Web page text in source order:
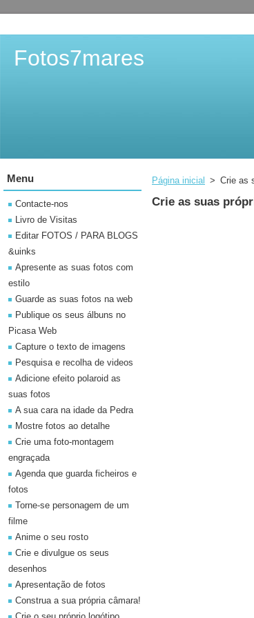
Fotos7mares
Página inicial > Crie as
Crie as suas
Menu
Contacte-nos
Livro de Visitas
Editar FOTOS / PARA BLOGS
&uinks
Apresente as suas fotos com
estilo
Guarde as suas fotos na web
Publique os seus álbuns no
Picasa Web
Capture o texto de imagens
Pesquisa e recolha de videos
Adicione efeito polaroid as
suas fotos
A sua cara na idade da Pedra
Mostre fotos ao detalhe
Crie uma foto-montagem
engraçada
Agenda que guarda ficheiros e
fotos
Torne-se personagem de um
filme
Anime o seu rosto
Crie e divulgue os seus
desenhos
Apresentação de fotos
Construa a sua própria câmara!